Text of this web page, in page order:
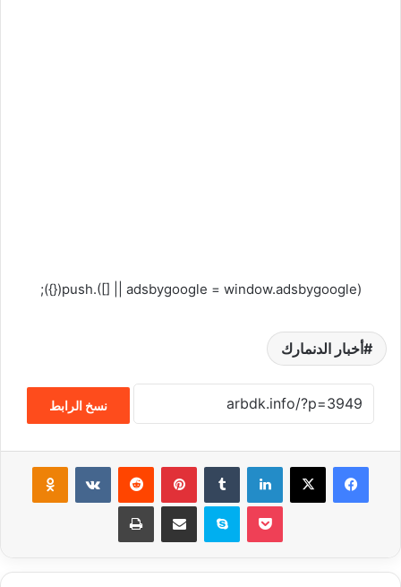
(adsbygoogle = window.adsbygoogle || []).push({});
أخبار الدنمارك
نسخ الرابط
فيسبوك لينكدإن بينتيريست
سكايب